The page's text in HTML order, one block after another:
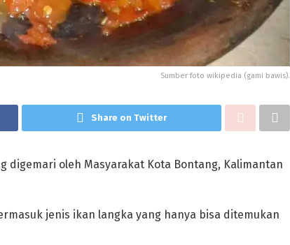
Sumber foto wikipedia (gami bawis).
Share on Twitter
digemari oleh Masyarakat Kota Bontang, Kalimantan
jenis ikan langka yang hanya bisa ditemukan